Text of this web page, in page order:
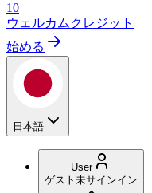
10
ウェルカムクレジット
始める
日本語
User
ゲスト 未サインイン